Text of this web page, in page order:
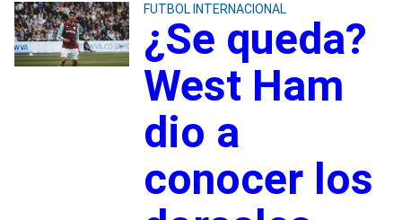
FUTBOL INTERNACIONAL
¿Se queda?
West Ham
dio a
conocer los